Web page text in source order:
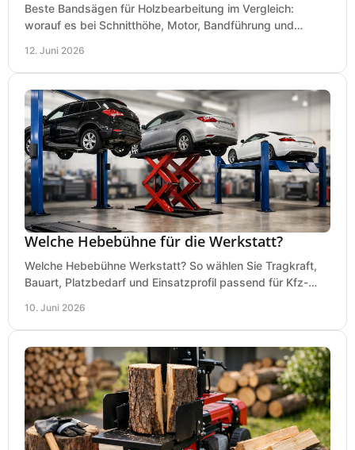
Beste Bandsägen für Holzbearbeitung im Vergleich:
worauf es bei Schnitthöhe, Motor, Bandführung und
12. Juni 2026
Welche Hebebühne für die Werkstatt?
Welche Hebebühne Werkstatt? So wählen Sie Tragkraft,
Bauart, Platzbedarf und Einsatzprofil passend für Kfz-
10. Juni 2026